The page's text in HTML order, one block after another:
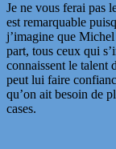
Je ne vous ferai pas
est remarquable
j’imagine que
part, tous ceux qui
connaissent le talent
peut lui faire
qu’on ait besoin de
cases.